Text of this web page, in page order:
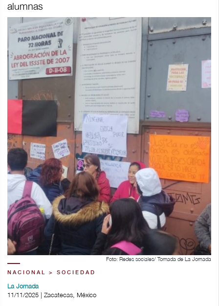
alumnas
Foto: Redes sociales/ Tomada de La Jornada
NACIONAL > SOCIEDAD
La Jornada
11/11/2025 | Zacatecas, México